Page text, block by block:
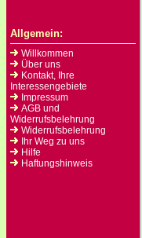
Allgemein:
Willkommen
Über uns
Kontakt, Ihre
Interessengebiete
Impressum
AGB und
Widerrufsbelehrung
Widerrufsbelehrung
Ihr Weg zu uns
Hilfe
Haftungshinweis